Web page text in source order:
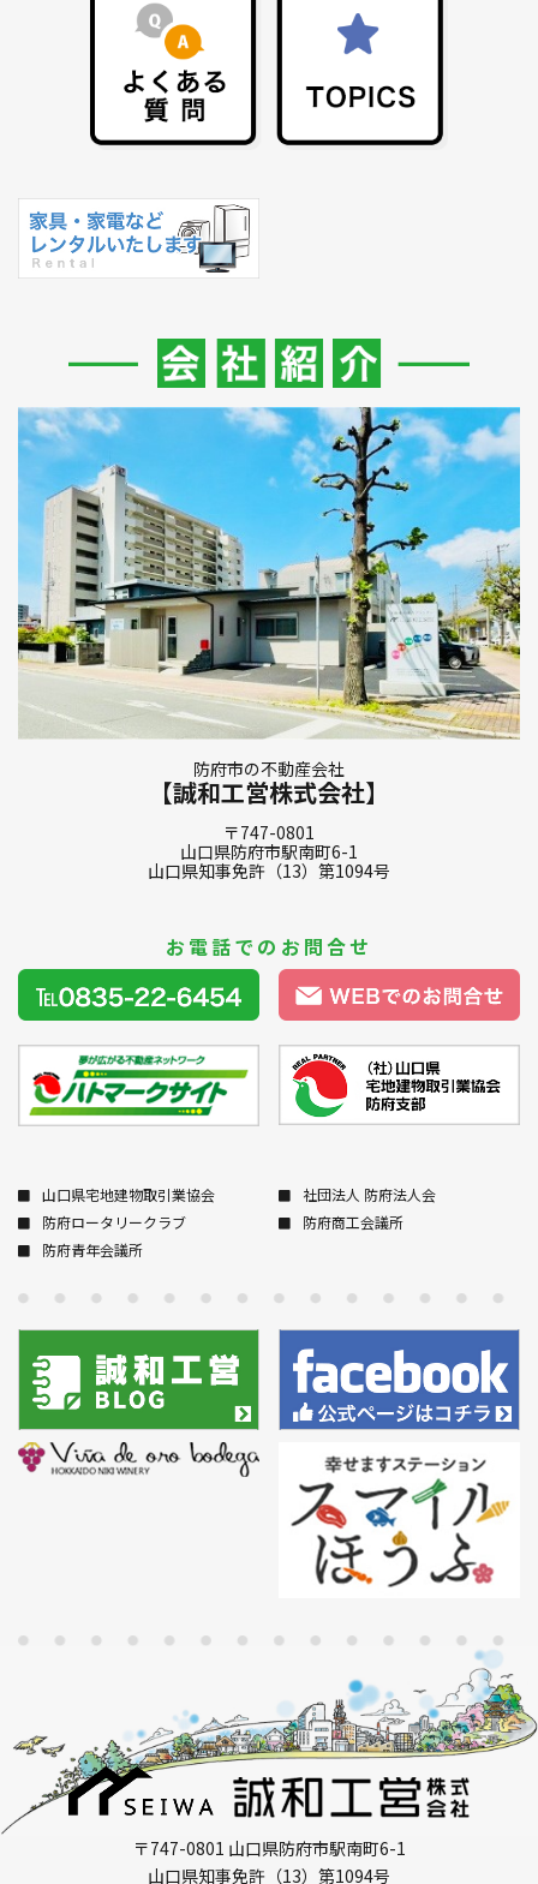
防府市の不動産会社
【誠和工営株式会社】
〒747-0801
山口県防府市駅南町6-1
山口県知事免許（13）第1094号
お電話でのお問合せ
山口県宅地建物取引業協会
社団法人 防府法人会
防府ロータリークラブ
防府商工会議所
防府青年会議所
〒747-0801 山口県防府市駅南町6-1
山口県知事免許（13）第1094号